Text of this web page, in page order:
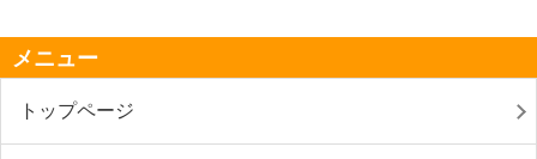
メニュー
トップページ